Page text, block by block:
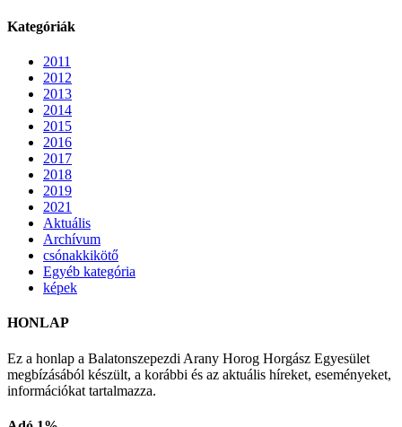
Kategóriák
2011
2012
2013
2014
2015
2016
2017
2018
2019
2021
Aktuális
Archívum
csónakkikötő
Egyéb kategória
képek
HONLAP
Ez a honlap a Balatonszepezdi Arany Horog Horgász Egyesület
megbízásából készült, a korábbi és az aktuális híreket, eseményeket,
információkat tartalmazza.